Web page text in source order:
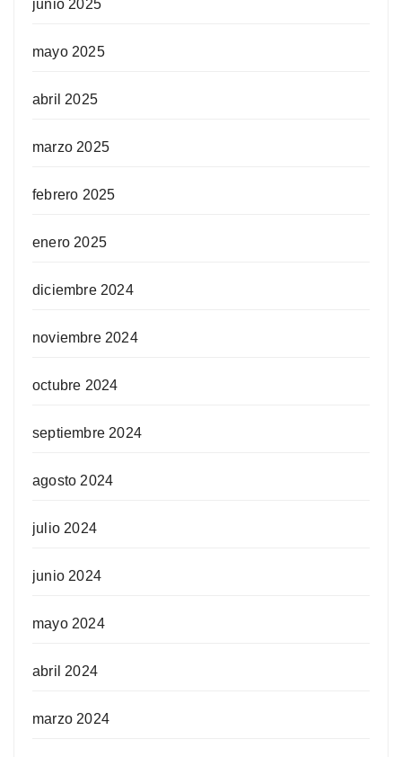
junio 2025
mayo 2025
abril 2025
marzo 2025
febrero 2025
enero 2025
diciembre 2024
noviembre 2024
octubre 2024
septiembre 2024
agosto 2024
julio 2024
junio 2024
mayo 2024
abril 2024
marzo 2024